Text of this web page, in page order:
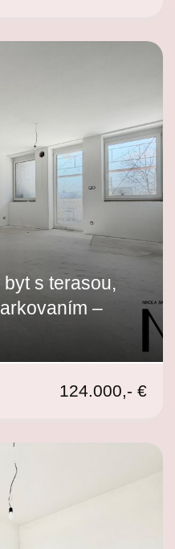
s terasou,
–
124.000,- €